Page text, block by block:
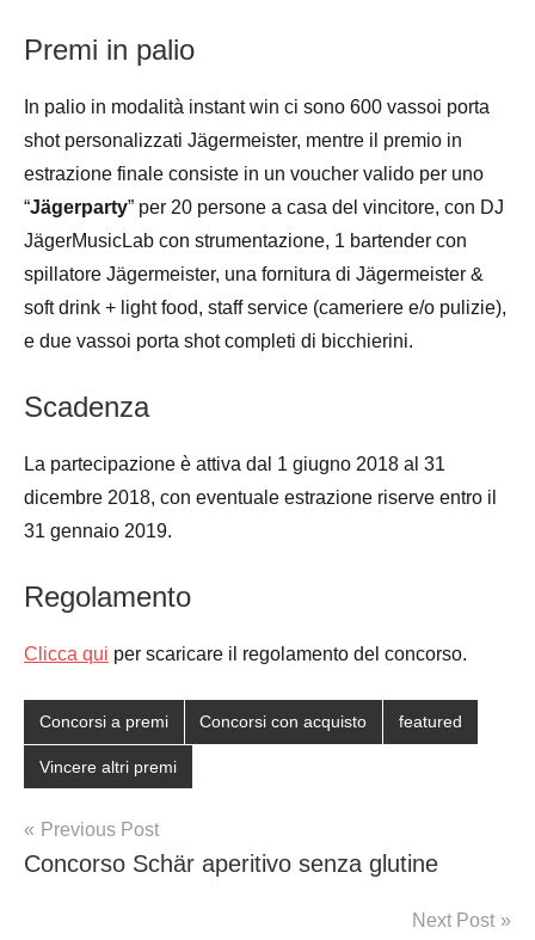
Premi in palio
In palio in modalità instant win ci sono 600 vassoi porta
shot personalizzati Jägermeister, mentre il premio in
estrazione finale consiste in un voucher valido per uno
“Jägerparty” per 20 persone a casa del vincitore, con DJ
JägerMusicLab con strumentazione, 1 bartender con
spillatore Jägermeister, una fornitura di Jägermeister &
soft drink + light food, staff service (cameriere e/o pulizie),
e due vassoi porta shot completi di bicchierini.
Scadenza
La partecipazione è attiva dal 1 giugno 2018 al 31
dicembre 2018, con eventuale estrazione riserve entro il
31 gennaio 2019.
Regolamento
Clicca qui per scaricare il regolamento del concorso.
Concorsi a premi Concorsi con acquisto featured
Vincere altri premi
Post
navigation
Previous Post
Concorso Schär aperitivo senza glutine
Next Post